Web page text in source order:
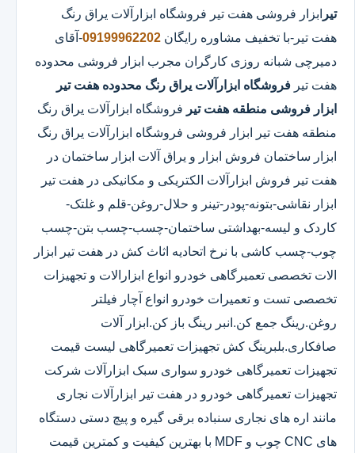
تیر ابزار فروشی هفت تیر فروشگاه ابزارآلات یراق رنگ
هفت تیر -با تخفیف مشاوره رایگان 09199962202-آقای
دمیرچی شبانه روزی کارگران مجرب ابزار فروشی محدوده
هفت تیر فروشگاه ابزارآلات یراق رنگ محدوده هفت تیر
ابزار فروشی منطقه هفت تیر فروشگاه ابزارآلات یراق رنگ
منطقه هفت تیر ابزار فروشی فروشگاه ابزارآلات یراق رنگ
ابزار ساختمان فروش ابزار و یراق آلات ابزار ساختمان در
هفت تیر فروش ابزارآلات الکتریکی و مکانیکی در هفت تیر
ابزار نقاشی-بتونه-پودر-تینر و حلال-روغن-قلم و غلتک-
کاردک و لیسه-بهداشتی ساختمان-چسب-چسب بتن-چسب
چوب-چسب کاشی با نرخ اتحادیه اثاث کش در هفت تیر ابزار
الات تخصصی تعمیرگاهی خودرو انواع ابزارالات و تجهیزات
تخصصی تست و تعمیرات خودرو انواع آچار فیلتر
روغن.رینگ جمع کن.انبر رینگ باز کن.ابزار آلات
صافکاری.بلبرینگ کش تجهیزات تعمیرگاهی لیست قیمت
تجهیزات تعمیرگاهی خودرو سواری سبک ابزارآلات شرکت
تجهیزات تعمیرگاهی خودرو در هفت تیر ابزارآلات نجاری
مانند اره های نجاری سنباده برقی گیره و پیچ دستی دستگاه
های CNC چوب و MDF با بهترین کیفیت و کمترین قیمت